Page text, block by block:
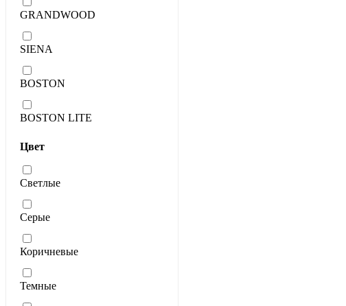
GRANDWOOD
SIENA
BOSTON
BOSTON LITE
Цвет
Светлые
Серые
Коричневые
Темные